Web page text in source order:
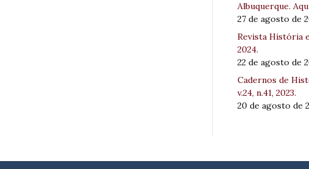
Albuquerque.
27 de agosto de
Revista História e
2024.
22 de agosto de
Cadernos de
v.24, n.41, 2023.
20 de agosto de